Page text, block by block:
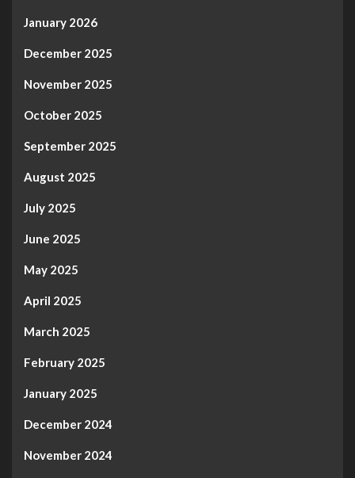
January 2026
December 2025
November 2025
October 2025
September 2025
August 2025
July 2025
June 2025
May 2025
April 2025
March 2025
February 2025
January 2025
December 2024
November 2024